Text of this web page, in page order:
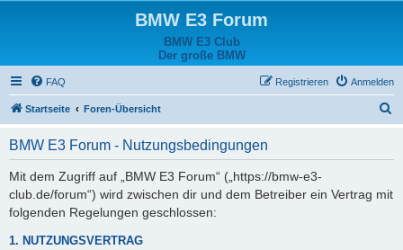
BMW E3 Forum
BMW E3 Club
Der große BMW
FAQ Anmelden
Registrieren
Startseite Foren-Übersicht
BMW E3 Forum - Nutzungsbedingungen
Mit dem Zugriff auf „BMW E3 Forum“ („https://bmw-e3-
club.de/forum“) wird zwischen dir und dem Betreiber ein Vertrag mit
folgenden Regelungen geschlossen:
1. NUTZUNGSVERTRAG